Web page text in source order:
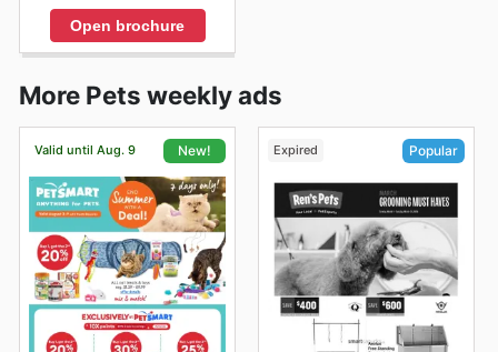
Open brochure
More Pets weekly ads
Valid until Aug. 9 New! Expired Popular